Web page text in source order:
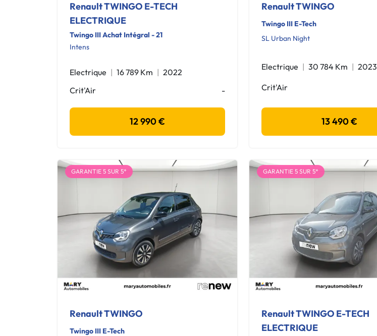
Renault TWINGO E-TECH
ELECTRIQUE
Twingo III Achat Intégral - 21
Intens
Electrique 16 789 Km
2022
Crit'Air
-
12 990 €
Renault TWINGO
Twingo III E-Tech
SL Urban Night
Electrique 30 784 Km 2023
Crit'Air
13 490 €
GARANTIE 5 SUR 5*
Renault TWINGO
Twingo III E-Tech
GARANTIE 5 SUR 5*
Renault TWINGO E-TECH
ELECTRIQUE